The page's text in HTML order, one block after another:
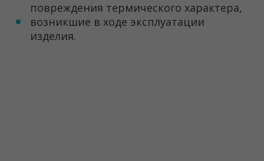
повреждения термического характера,
возникшие в ходе эксплуатации
изделия.